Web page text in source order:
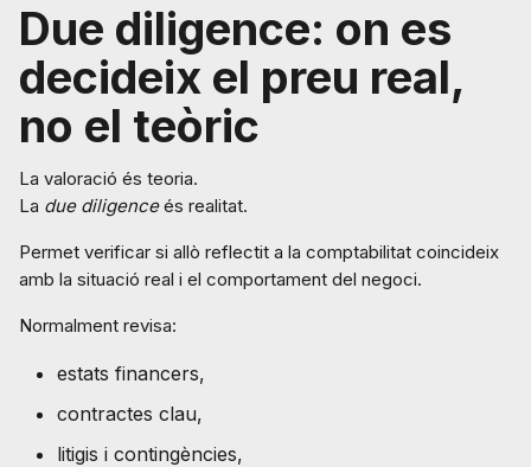
Due diligence: on es
decideix el preu real,
no el teòric
La valoració és teoria.
La due diligenceés realitat.
Permet verificar si allò reflectit a la comptabilitat coincideix
amb la situació real i el comportament del negoci.
Normalment revisa:
estats financers,
contractes clau,
litigis i contingències,